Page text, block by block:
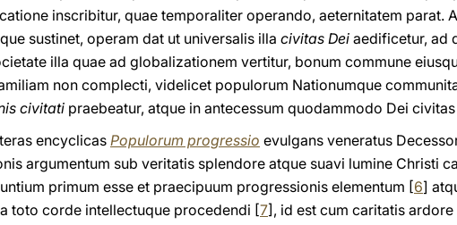
inscribitur, quae temporaliter operando, aeternitatem parat.
sustinet, operam dat ut universalis illa civitas Dei aedificetur, ad
illa quae ad globalizationem vertitur, bonum commune
non complecti, videlicet populorum Nationumque
civitati praebeatur, atque in antecessum quodammodo Dei
encyclicas Populorum progressio evulgans veneratus
argumentum sub veritatis splendore atque suavi lumine Christi
primum esse et praecipuum progressionis elementum [6]
toto corde intellectuque procedendi [7], id est cum caritatis